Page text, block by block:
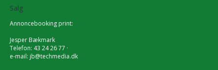
Salg
Annoncebooking print:
Jesper Bækmark
Telefon: 43 24 26 77 ·
e-mail: jb@techmedia.dk